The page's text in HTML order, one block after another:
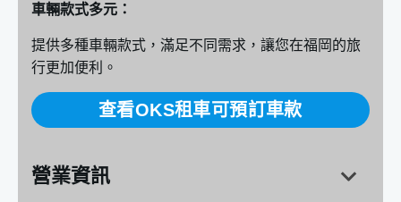
車輛款式多元：
提供多種車輛款式，滿足不同需求，讓您在福岡的旅
行更加便利。
查看OKS租車可預訂車款
營業資訊